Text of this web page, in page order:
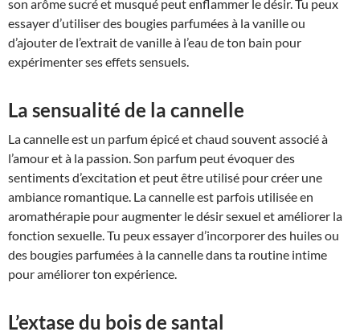
son arôme sucré et musqué peut enflammer le désir. Tu peux
essayer d’utiliser des bougies parfumées à la vanille ou
d’ajouter de l’extrait de vanille à l’eau de ton bain pour
expérimenter ses effets sensuels.
La sensualité de la cannelle
La cannelle est un parfum épicé et chaud souvent associé à
l’amour et à la passion. Son parfum peut évoquer des
sentiments d’excitation et peut être utilisé pour créer une
ambiance romantique. La cannelle est parfois utilisée en
aromathérapie pour augmenter le désir sexuel et améliorer la
fonction sexuelle. Tu peux essayer d’incorporer des huiles ou
des bougies parfumées à la cannelle dans ta routine intime
pour améliorer ton expérience.
L’extase du bois de santal